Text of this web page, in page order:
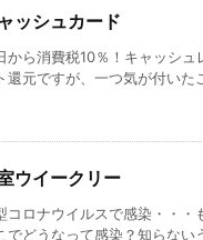
ッシュカード
から消費税10％！キャッシュ
還元ですが、一つ気が付いた
ウイークリー
コロナウイルスで感染・・・
でどうなって感染？知らない